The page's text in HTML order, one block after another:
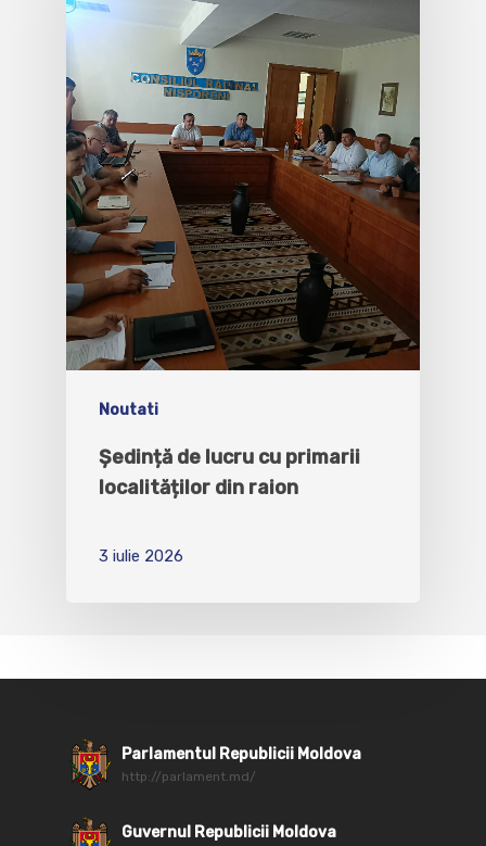
Noutati
Ședință de lucru cu primarii
localităților din raion
3 iulie 2026
Parlamentul Republicii Moldova
http://parlament.md/
Guvernul Republicii Moldova